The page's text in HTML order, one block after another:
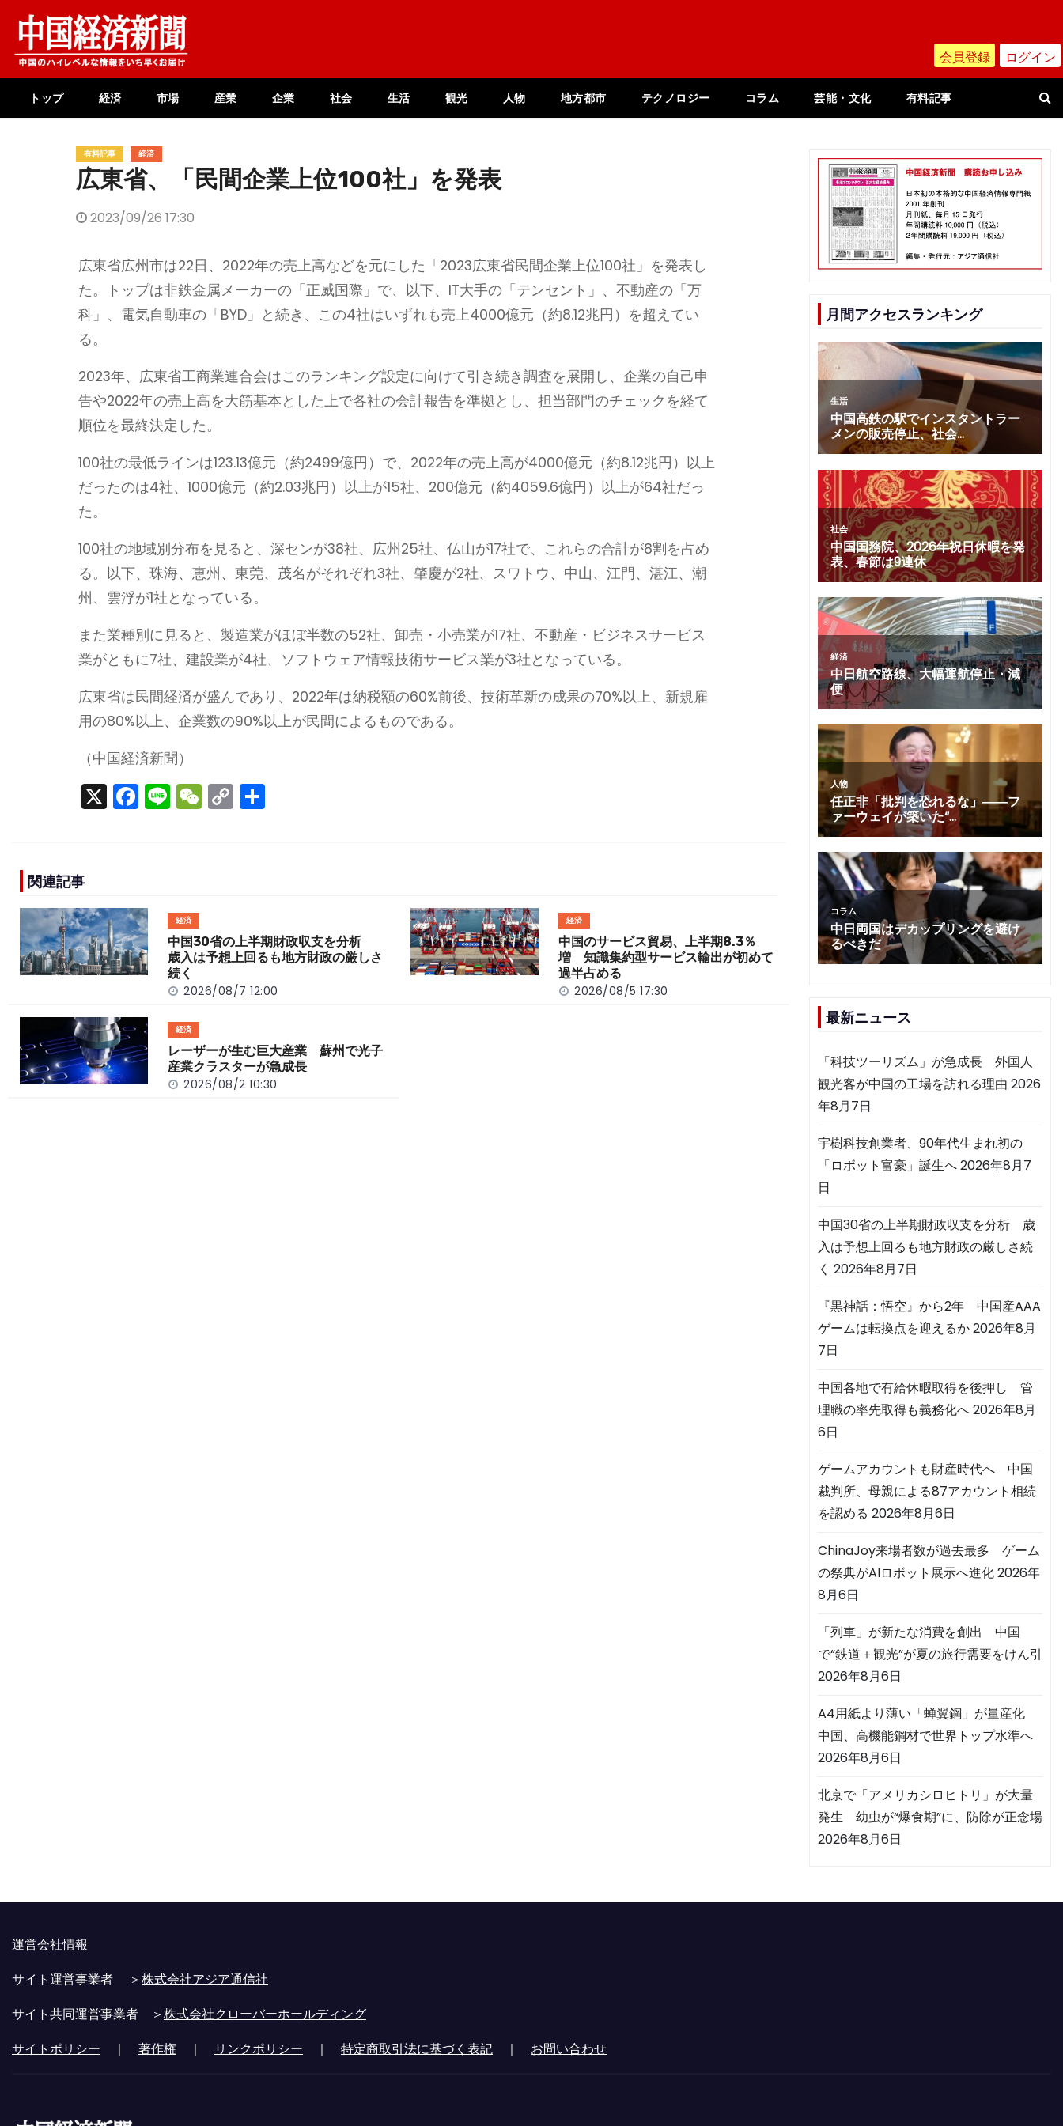
content
会員登録 ログイン
トップ 経済 市場 産業 企業 社会 生活 観光 人物 地方都市 テクノロジー コラム 芸能・文化 有料記事
有料記事 経済
広東省、「民間企業上位100社」を発表
2023/09/26 17:30
広東省広州市は22日、2022年の売上高などを元にした「2023広東省民間企業上位100社」を発表し
た。トップは非鉄金属メーカーの「正威国際」で、以下、IT大手の「テンセント」、不動産の「万
科」、電気自動車の「BYD」と続き、この4社はいずれも売上4000億元（約8.12兆円）を超えてい
る。
2023年、広東省工商業連合会はこのランキング設定に向けて引き続き調査を展開し、企業の自己申
告や2022年の売上高を大筋基本とした上で各社の会計報告を準拠とし、担当部門のチェックを経て
順位を最終決定した。
100社の最低ラインは123.13億元（約2499億円）で、2022年の売上高が4000億元（約8.12兆円）以上
だったのは4社、1000億元（約2.03兆円）以上が15社、200億元（約4059.6億円）以上が64社だっ
た。
100社の地域別分布を見ると、深センが38社、広州25社、仏山が17社で、これらの合計が8割を占め
る。以下、珠海、恵州、東莞、茂名がそれぞれ3社、肇慶が2社、スワトウ、中山、江門、湛江、潮
州、雲浮が1社となっている。
また業種別に見ると、製造業がほぼ半数の52社、卸売・小売業が17社、不動産・ビジネスサービス
業がともに7社、建設業が4社、ソフトウェア情報技術サービス業が3社となっている。
広東省は民間経済が盛んであり、2022年は納税額の60%前後、技術革新の成果の70%以上、新規雇
用の80%以上、企業数の90%以上が民間によるものである。
（中国経済新聞）
X F
a
o
o
k
Li
n
W
e
C
o
k
関連記事
経済
中国30省の上半期財政収支を分析
歳入は予想上回るも地方財政の厳しさ
続く
2026/08/7 12:00
経済
中国のサービス貿易、上半期8.3％
増 知識集約型サービス輸出が初めて
過半占める
2026/08/5 17:30
経済
レーザーが生む巨大産業 蘇州で光子
産業クラスターが急成長
2026/08/2 10:30
月間アクセスランキング
最新ニュース
「科技ツーリズム」が急成長 外国人
観光客が中国の工場を訪れる理由 2026
年8月7日
宇樹科技創業者、90年代生まれ初の
「ロボット富豪」誕生へ2026年8月7
日
中国30省の上半期財政収支を分析 歳
入は予想上回るも地方財政の厳しさ続
く 2026年8月7日
『黒神話：悟空』から2年 中国産AAA
ゲームは転換点を迎えるか2026年8月
7日
中国各地で有給休暇取得を後押し 管
理職の率先取得も義務化へ2026年8月
6日
ゲームアカウントも財産時代へ 中国
裁判所、母親による87アカウント相続
を認める 2026年8月6日
ChinaJoy来場者数が過去最多 ゲーム
の祭典がAIロボット展示へ進化2026年
8月6日
「列車」が新たな消費を創出 中国
で“鉄道＋観光”が夏の旅行需要をけん引
2026年8月6日
A4用紙より薄い「蝉翼鋼」が量産化
中国、高機能鋼材で世界トップ水準へ
2026年8月6日
北京で「アメリカシロヒトリ」が大量
発生 幼虫が“爆食期”に、防除が正念場
2026年8月6日
運営会社情報
サイト運営事業者 ＞株式会社アジア通信社
サイト共同運営事業者 ＞株式会社クローバーホールディング
サイトポリシー ｜ 著作権 ｜ リンクポリシー ｜ 特定商取引法に基づく表記 ｜ お問い合わせ